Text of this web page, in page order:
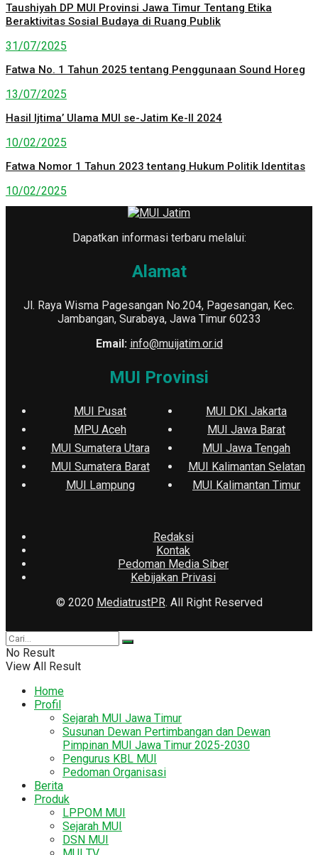
Taushiyah DP MUI Provinsi Jawa Timur Tentang Etika
Beraktivitas Sosial Budaya di Ruang Publik
31/07/2025
Fatwa No. 1 Tahun 2025 tentang Penggunaan Sound Horeg
13/07/2025
Hasil Ijtima’ Ulama MUI se-Jatim Ke-II 2024
10/02/2025
Fatwa Nomor 1 Tahun 2023 tentang Hukum Politik Identitas
10/02/2025
Dapatkan informasi terbaru melalui:
Alamat
Jl. Raya Wisma Pagesangan No.204, Pagesangan, Kec.
Jambangan, Surabaya, Jawa Timur 60233
Email: info@muijatim.or.id
MUI Provinsi
MUI Pusat
MPU Aceh
MUI Sumatera Utara
MUI Sumatera Barat
MUI Lampung
MUI DKI Jakarta
MUI Jawa Barat
MUI Jawa Tengah
MUI Kalimantan Selatan
MUI Kalimantan Timur
Redaksi
Kontak
Pedoman Media Siber
Kebijakan Privasi
© 2020 MediatrustPR. All Right Reserved
No Result
View All Result
Home
Profil
Sejarah MUI Jawa Timur
Susunan Dewan Pertimbangan dan Dewan
Pimpinan MUI Jawa Timur 2025-2030
Pengurus KBL MUI
Pedoman Organisasi
Berita
Produk
LPPOM MUI
Sejarah MUI
DSN MUI